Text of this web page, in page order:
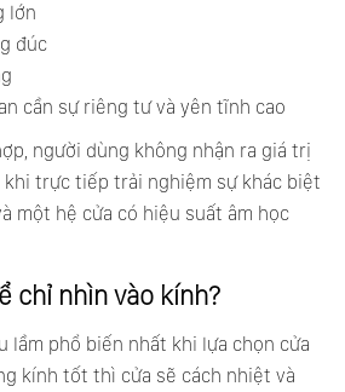
lớn
đúc
cần sự riêng tư và yên tĩnh cao
người dùng không nhận ra giá trị
khi trực tiếp trải nghiệm sự khác biệt
một hệ cửa có hiệu suất âm học
chỉ nhìn vào kính?
lầm phổ biến nhất khi lựa chọn cửa
kính tốt thì cửa sẽ cách nhiệt và